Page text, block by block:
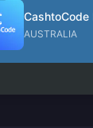
AUSTRALIA